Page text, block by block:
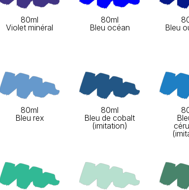
80ml
Violet minéral
80ml
Bleu océan
Bleu
80ml
Bleu rex
80ml
Bleu de cobalt
(imitation)